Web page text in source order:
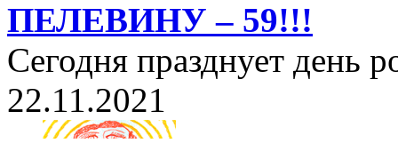
ПЕЛЕВИНУ – 59!!!
Сегодня празднует день
22.11.2021